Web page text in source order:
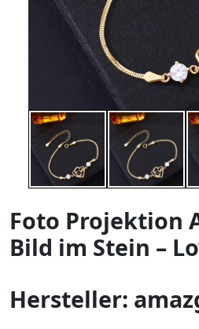
Foto Projektion
Bild im Stein –
Hersteller: